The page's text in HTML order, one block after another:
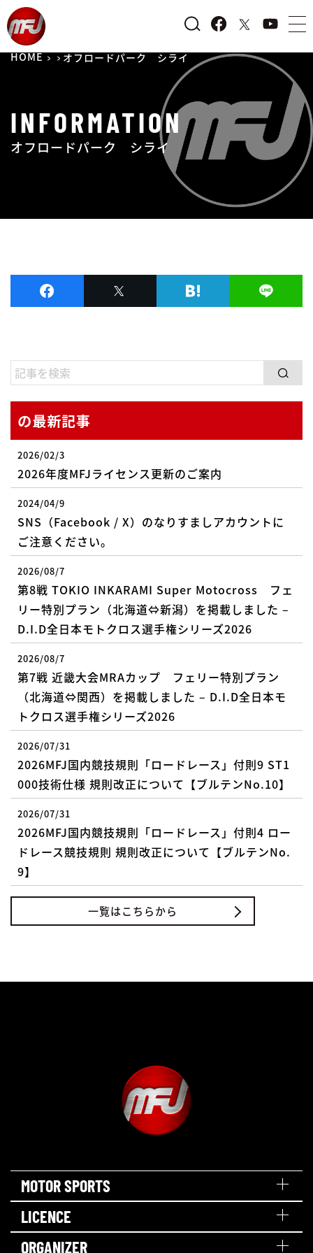
HOME オフロードパーク シライ
INFORMATION
オフロードパーク シライ
の最新記事
2026/02/3
2026年度MFJライセンス更新のご案内
2024/04/9
SNS（Facebook / X）のなりすましアカウントに
ご注意ください。
2026/08/7
第8戦 TOKIO INKARAMI Super Motocross フェ
リー特別プラン（北海道⇔新潟）を掲載しました –
D.I.D全日本モトクロス選手権シリーズ2026
2026/08/7
第7戦 近畿大会MRAカップ フェリー特別プラン
（北海道⇔関西）を掲載しました – D.I.D全日本モ
トクロス選手権シリーズ2026
2026/07/31
2026MFJ国内競技規則「ロードレース」付則9 ST1
000技術仕様 規則改正について【ブルテンNo.10】
2026/07/31
2026MFJ国内競技規則「ロードレース」付則4 ロー
ドレース競技規則 規則改正について【ブルテンNo.
9】
一覧はこちらから
MOTOR SPORTS
LICENCE
ORGANIZER